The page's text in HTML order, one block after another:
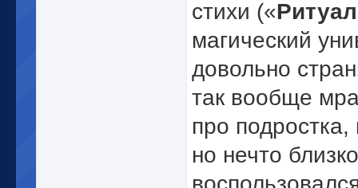
стихи («Ритуал
магический
довольно
так вообще
про
но нечто